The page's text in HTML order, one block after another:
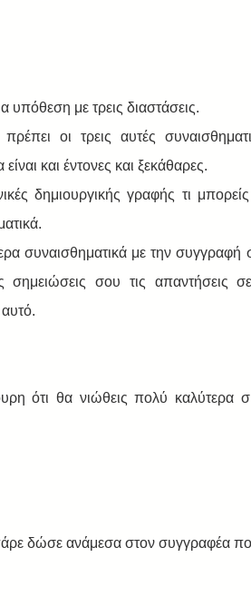
υπόθεση με τρεις διαστάσεις.
οι τρεις αυτές
και έντονες και ξεκάθαρες.
δημιουργικής γραφής τι
συναισθηματικά με την
σου τις απαντήσεις
ότι θα νιώθεις πολύ καλύτερα
δώσε ανάμεσα στον συγγραφέα